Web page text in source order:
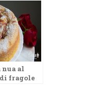
nua al
fragole